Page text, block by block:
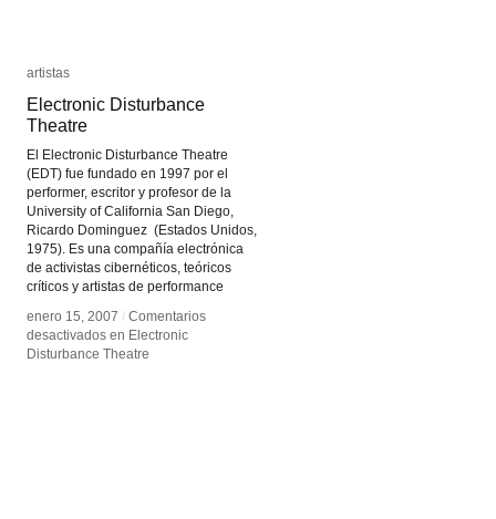
artistas
Electronic Disturbance
Theatre
El Electronic Disturbance Theatre
(EDT) fue fundado en 1997 por el
performer, escritor y profesor de la
University of California San Diego,
Ricardo Dominguez (Estados Unidos,
1975). Es una compañía electrónica
de activistas cibernéticos, teóricos
críticos y artistas de performance
enero 15, 2007 / Comentarios
desactivados en Electronic
Disturbance Theatre
artistas
Electronic Disturbance
Theatre
enero 15, 2007 / Comentarios
desactivados en Electronic
Disturbance Theatre